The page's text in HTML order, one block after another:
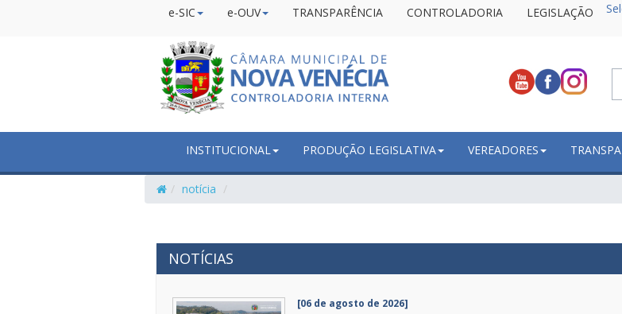
e-SIC e-OUV TRANSPARÊNCIA CONTROLADORIA LEGISLAÇÃO
INSTITUCIONAL PRODUÇÃO LEGISLATIVA VEREADORES
notícia
NOTÍCIAS
[06 de agosto de 2026]